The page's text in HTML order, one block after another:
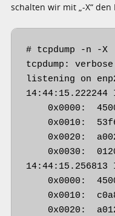
schalten wir mit „-X“
# tcpdump -n -X
tcpdump:
listening on
0x0000:  4500
0x0010:  53f6
0x0020:
0x0030:
0x0000:  4500
0x0010:
0x0020: